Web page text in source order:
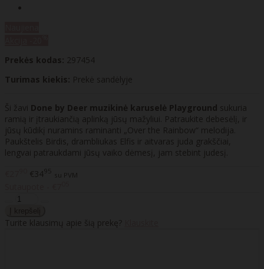
Prekės kodas: 297454
Turimas kiekis: Prekė sandėlyje
Ši žavi Done by Deer muzikinė karuselė Playground sukuria
ramią ir įtraukiančią aplinką jūsų mažyliui. Patraukite debesėlį, ir
jūsų kūdikį nuramins raminanti „Over the Rainbow“ melodija.
Paukštelis Birdis, drambliukas Elfis ir aitvaras juda grakščiai,
lengvai patraukdami jūsų vaiko dėmesį, jam stebint judesį.
€3495 su PVM
Turite klausimų apie šią prekę?